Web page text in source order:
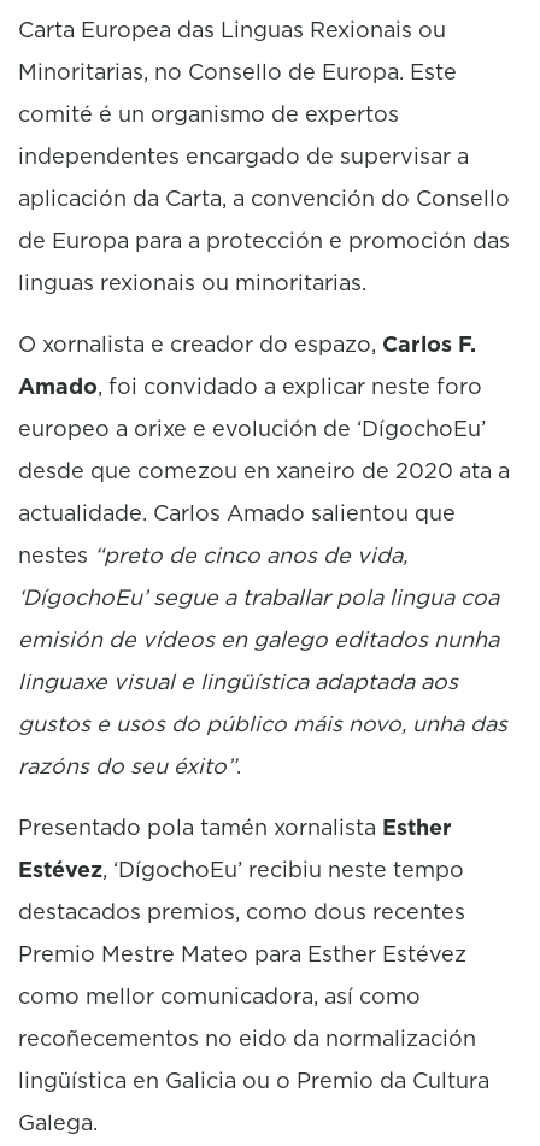
Carta Europea das Linguas Rexionais ou
Minoritarias, no Consello de Europa. Este
comité é un organismo de expertos
independentes encargado de supervisar a
aplicación da Carta, a convención do Consello
de Europa para a protección e promoción das
linguas rexionais ou minoritarias.
O xornalista e creador do espazo, Carlos F.
Amado, foi convidado a explicar neste foro
europeo a orixe e evolución de ‘DígochoEu’
desde que comezou en xaneiro de 2020 ata a
actualidade. Carlos Amado salientou que
nestes “preto de cinco anos de vida,
‘DígochoEu’ segue a traballar pola lingua coa
emisión de vídeos en galego editados nunha
linguaxe visual e lingüística adaptada aos
gustos e usos do público máis novo, unha das
razóns do seu éxito”.
Presentado pola tamén xornalista Esther
Estévez, ‘DígochoEu’ recibiu neste tempo
destacados premios, como dous recentes
Premio Mestre Mateo para Esther Estévez
como mellor comunicadora, así como
recoñecementos no eido da normalización
lingüística en Galicia ou o Premio da Cultura
Galega.